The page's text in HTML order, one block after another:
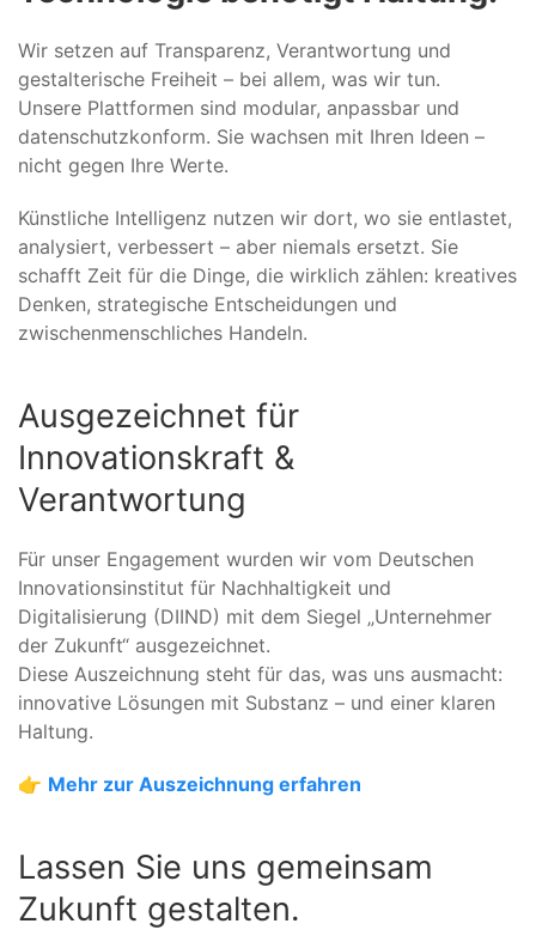
Wir setzen auf Transparenz, Verantwortung und
gestalterische Freiheit – bei allem, was wir tun.
Unsere Plattformen sind modular, anpassbar und
datenschutzkonform. Sie wachsen mit Ihren Ideen –
nicht gegen Ihre Werte.
Künstliche Intelligenz nutzen wir dort, wo sie entlastet,
analysiert, verbessert – aber niemals ersetzt. Sie
schafft Zeit für die Dinge, die wirklich zählen: kreatives
Denken, strategische Entscheidungen und
zwischenmenschliches Handeln.
Ausgezeichnet für
Innovationskraft &
Verantwortung
Für unser Engagement wurden wir vom Deutschen
Innovationsinstitut für Nachhaltigkeit und
Digitalisierung (DIIND) mit dem Siegel „Unternehmer
der Zukunft“ ausgezeichnet.
Diese Auszeichnung steht für das, was uns ausmacht:
innovative Lösungen mit Substanz – und einer klaren
Haltung.
👉 Mehr zur Auszeichnung erfahren
Lassen Sie uns gemeinsam
Zukunft gestalten.